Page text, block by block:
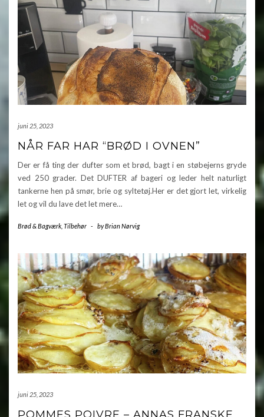
juni 25, 2023
NÅR FAR HAR “BRØD I OVNEN”
Der er få ting der dufter som et brød, bagt i en støbejerns gryde
ved 250 grader. Det DUFTER af bageri og leder helt naturligt
tankerne hen på smør, brie og syltetøj.Her er det gjort let, virkelig
let og vil du lave det let mere…
Brød & Bagværk Tilbehør - byBrian Nørvig
juni 25, 2023